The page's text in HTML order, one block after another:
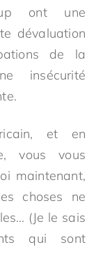
ont une
dévaluation
de la
insécurité
et en
vous vous
maintenant,
choses ne
(Je le sais
qui sont